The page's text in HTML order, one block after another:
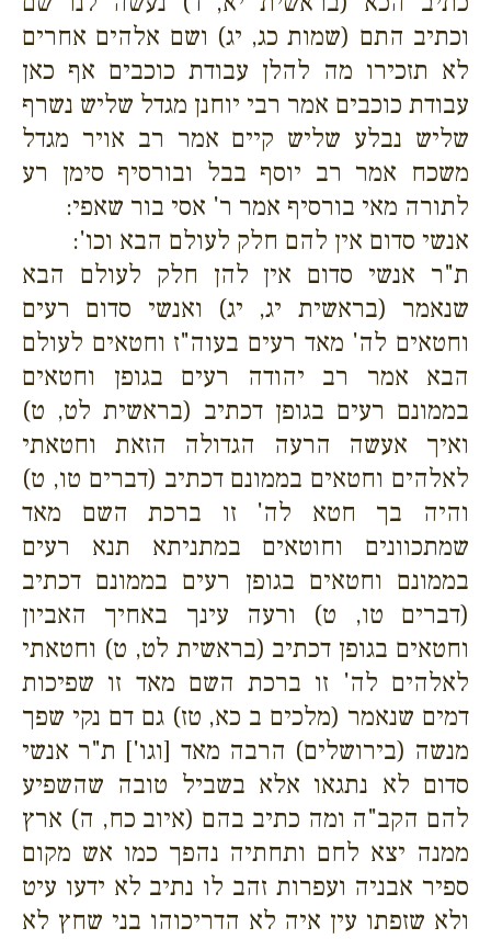
וכתיב התם (שמות כג, יג) ושם אלהים אחרים
לא תזכירו מה להלן עבודת כוכבים אף כאן
עבודת כוכבים אמר רבי יוחנן מגדל שליש נשרף
שליש נבלע שליש קיים אמר רב אויר מגדל
משכח אמר רב יוסף בבל ובורסיף סימן רע
לתורה מאי בורסיף אמר ר' אסי בור שאפי:
אנשי סדום אין להם חלק לעולם הבא וכו':
ת"ר אנשי סדום אין להן חלק לעולם הבא
שנאמר (בראשית יג, יג) ואנשי סדום רעים
וחטאים לה' מאד רעים בעוה"ז וחטאים לעולם
הבא אמר רב יהודה רעים בגופן וחטאים
בממונם רעים בגופן דכתיב (בראשית לט, ט)
ואיך אעשה הרעה הגדולה הזאת וחטאתי
לאלהים וחטאים בממונם דכתיב (דברים טו, ט)
והיה בך חטא לה' זו ברכת השם מאד
שמתכוונים וחוטאים במתניתא תנא רעים
בממונם וחטאים בגופן רעים בממונם דכתיב
(דברים טו, ט) ורעה עינך באחיך האביון
וחטאים בגופן דכתיב (בראשית לט, ט) וחטאתי
לאלהים לה' זו ברכת השם מאד זו שפיכות
דמים שנאמר (מלכים ב כא, טז) גם דם נקי שפך
מנשה (בירושלים) הרבה מאד [וגו'] ת"ר אנשי
סדום לא נתגאו אלא בשביל טובה שהשפיע
להם הקב"ה ומה כתיב בהם (איוב כח, ה) ארץ
ממנה יצא לחם ותחתיה נהפך כמו אש מקום
ספיר אבניה ועפרות זהב לו נתיב לא ידעו עיט
ולא שזפתו עין איה לא הדריכוהו בני שחץ לא